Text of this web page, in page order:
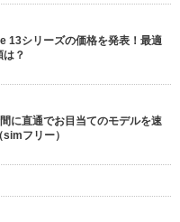
13シリーズの価格を発表！最適
は？
に直通でお目当てのモデルを速
フリー）